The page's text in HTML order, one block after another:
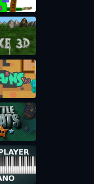
ловушки
для чего это